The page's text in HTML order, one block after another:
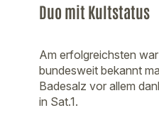
Duo mit Kultstatus
Am erfolgreichsten
bundesweit bekannt
Badesalz vor allem
in Sat.1.